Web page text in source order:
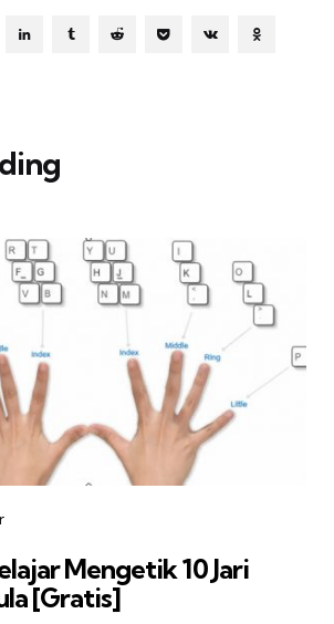
Mengetik 10 Jari
[Gratis]